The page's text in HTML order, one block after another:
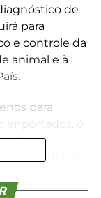
de
para
e controle da
animal e à
para
dos
já que o
de